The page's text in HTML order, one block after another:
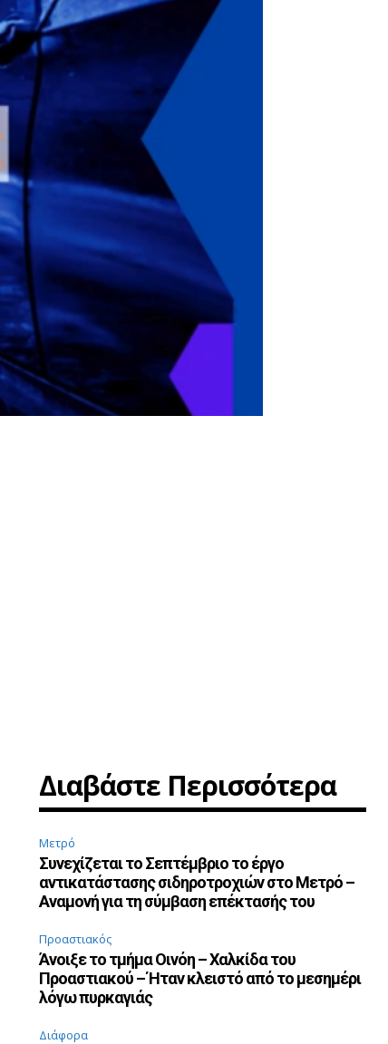
Διαβάστε Περισσότερα
Μετρό
Συνεχίζεται το Σεπτέμβριο το έργο
αντικατάστασης σιδηροτροχιών στο Μετρό –
Αναμονή για τη σύμβαση επέκτασής του
Προαστιακός
Άνοιξε το τμήμα Οινόη – Χαλκίδα του
Προαστιακού – Ήταν κλειστό από το μεσημέρι
λόγω πυρκαγιάς
Διάφορα